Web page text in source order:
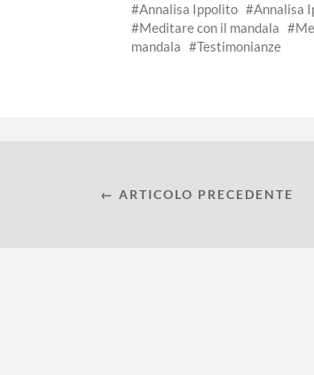
Annalisa Ippolito
Annalisa
Meditare con il mandala
mandala
Testimonianze
← ARTICOLO PRECEDENTE